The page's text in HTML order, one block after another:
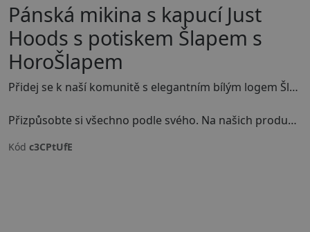
Pánská mikina s kapucí Just
Hoods s potiskem Šlapem s
HoroŠlapem
Přidej se k naší komunitě s elegantním bílým logem Šlapem s HoroŠlapem – ideální pro každého, kdo miluje společné výlety a čundry.
Přizpůsobte si všechno podle svého. Na našich produktech můžete měnit barvy, velikosti, texty i samotné kousky - trička, mikiny, hrníčky a další.
Kód c3CPtUfE